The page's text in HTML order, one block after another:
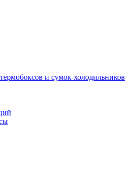
и сумок-холодильников